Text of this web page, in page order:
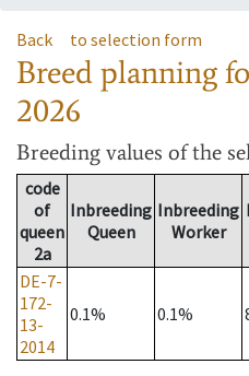
Back to selection form
Breed planning
2026
Breeding values of the
code
of
queen
2a
Inbreeding
Queen
Inbreeding
Worker
DE-7-
172-
13-
2014
0.1% 0.1%